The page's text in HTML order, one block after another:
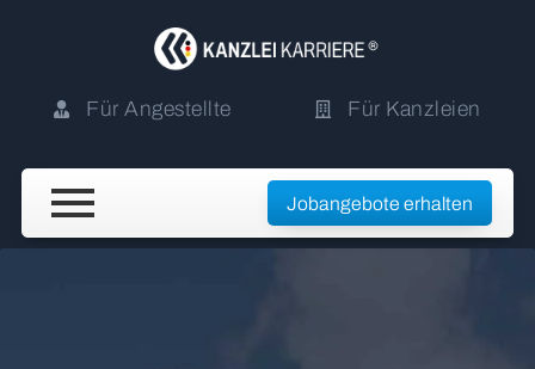
Für Angestellte Für Kanzleien
Jobangebote erhalten